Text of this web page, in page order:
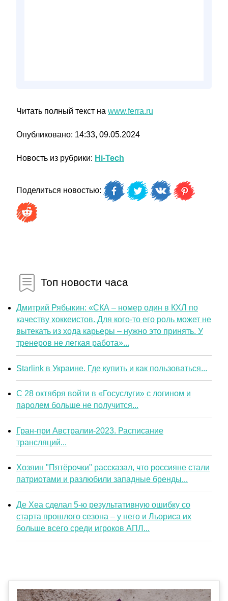
Читать полный текст на www.ferra.ru
Опубликовано: 14:33, 09.05.2024
Новость из рубрики: Hi-Tech
Поделиться новостью:
Топ новости часа
Дмитрий Рябыкин: «СКА – номер один в КХЛ по
качеству хоккеистов. Для кого-то его роль может не
вытекать из хода карьеры – нужно это принять. У
тренеров не легкая работа»...
Starlink в Украине. Где купить и как пользоваться...
С 28 октября войти в «Госуслуги» с логином и
паролем больше не получится...
Гран-при Австралии-2023. Расписание
трансляций...
Хозяин "Пятёрочки" рассказал, что россияне стали
патриотами и разлюбили западные бренды...
Де Хеа сделал 5-ю результативную ошибку со
старта прошлого сезона – у него и Льориса их
больше всего среди игроков АПЛ...